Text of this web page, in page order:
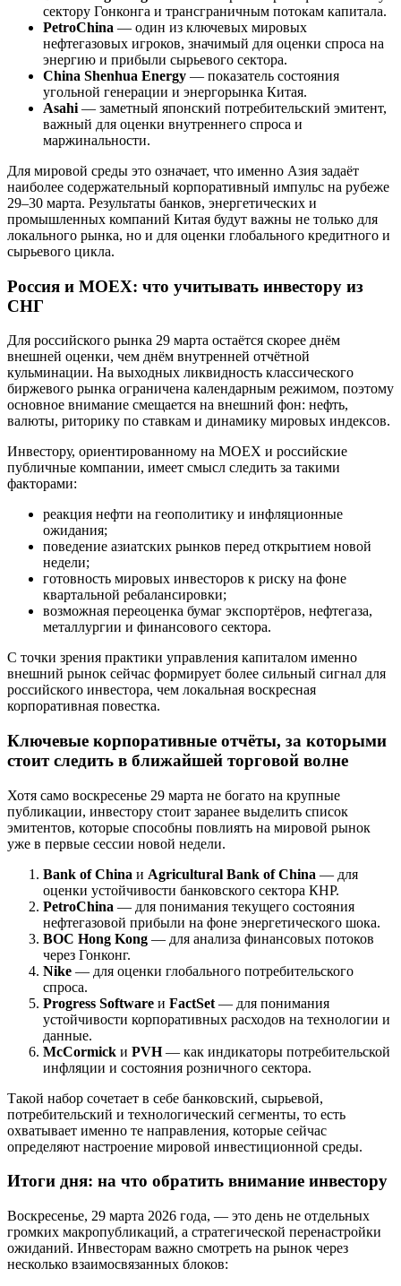
сектору Гонконга и трансграничным потокам капитала.
PetroChina — один из ключевых мировых
нефтегазовых игроков, значимый для оценки спроса на
энергию и прибыли сырьевого сектора.
China Shenhua Energy — показатель состояния
угольной генерации и энергорынка Китая.
Asahi — заметный японский потребительский эмитент,
важный для оценки внутреннего спроса и
маржинальности.
Для мировой среды это означает, что именно Азия задаёт
наиболее содержательный корпоративный импульс на рубеже
29–30 марта. Результаты банков, энергетических и
промышленных компаний Китая будут важны не только для
локального рынка, но и для оценки глобального кредитного и
сырьевого цикла.
Россия и MOEX: что учитывать инвестору из
СНГ
Для российского рынка 29 марта остаётся скорее днём
внешней оценки, чем днём внутренней отчётной
кульминации. На выходных ликвидность классического
биржевого рынка ограничена календарным режимом, поэтому
основное внимание смещается на внешний фон: нефть,
валюты, риторику по ставкам и динамику мировых индексов.
Инвестору, ориентированному на MOEX и российские
публичные компании, имеет смысл следить за такими
факторами:
реакция нефти на геополитику и инфляционные
ожидания;
поведение азиатских рынков перед открытием новой
недели;
готовность мировых инвесторов к риску на фоне
квартальной ребалансировки;
возможная переоценка бумаг экспортёров, нефтегаза,
металлургии и финансового сектора.
С точки зрения практики управления капиталом именно
внешний рынок сейчас формирует более сильный сигнал для
российского инвестора, чем локальная воскресная
корпоративная повестка.
Ключевые корпоративные отчёты, за которыми
стоит следить в ближайшей торговой волне
Хотя само воскресенье 29 марта не богато на крупные
публикации, инвестору стоит заранее выделить список
эмитентов, которые способны повлиять на мировой рынок
уже в первые сессии новой недели.
Bank of China и Agricultural Bank of China — для
оценки устойчивости банковского сектора КНР.
PetroChina — для понимания текущего состояния
нефтегазовой прибыли на фоне энергетического шока.
BOC Hong Kong — для анализа финансовых потоков
через Гонконг.
Nike — для оценки глобального потребительского
спроса.
Progress Software и FactSet — для понимания
устойчивости корпоративных расходов на технологии и
данные.
McCormick и PVH— как индикаторы потребительской
инфляции и состояния розничного сектора.
Такой набор сочетает в себе банковский, сырьевой,
потребительский и технологический сегменты, то есть
охватывает именно те направления, которые сейчас
определяют настроение мировой инвестиционной среды.
Итоги дня: на что обратить внимание инвестору
Воскресенье, 29 марта 2026 года, — это день не отдельных
громких макропубликаций, а стратегической перенастройки
ожиданий. Инвесторам важно смотреть на рынок через
несколько взаимосвязанных блоков: